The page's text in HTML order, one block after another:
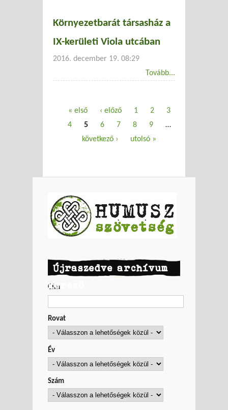
Környezetbarát társasház a
IX-kerületi Viola utcában
2016. december 19. 08:29
Tovább...
« első ‹ előző 1 2
3
4
5 6 7 8 9
…
következő ›
utolsó »
Újraszedve archívum
kereső
Cím
Rovat
Év
Szám